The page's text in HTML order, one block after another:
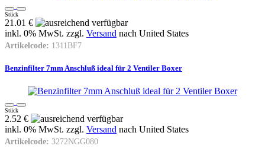
Stück
21.01 €
inkl. 0% MwSt. zzgl. Versand nach United States
Artikelcode: 1311BF7
Benzinfilter 7mm Anschluß ideal für 2 Ventiler Boxer
Stück
2.52 €
inkl. 0% MwSt. zzgl. Versand nach United States
Artikelcode: 3272NGG080